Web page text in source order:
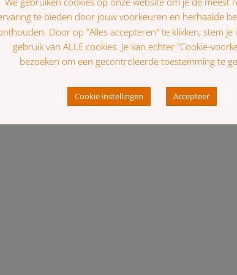
te bieden door jouw voorkeuren en herhaalde
Door op "Alles accepteren" te klikken, stem je
gebruik van ALLE cookies. Je kan echter "Cookie-
bezoeken om een gecontroleerde toestemming te
Cookie instellingen Accepteer